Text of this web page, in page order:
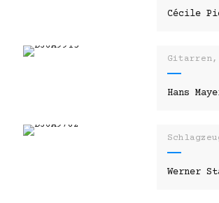
Cécile
Gitarren,
Hans
Werner